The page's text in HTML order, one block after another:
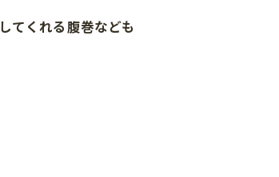
てくれる腹巻なども